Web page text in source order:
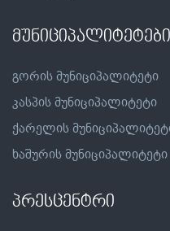
მუნიციპალიტეტები
გორის მუნიციპალიტეტი
კასპის მუნიციპალიტეტი
ქარელის
ხაშურის მუნიციპალიტეტი
პრესცენტრი